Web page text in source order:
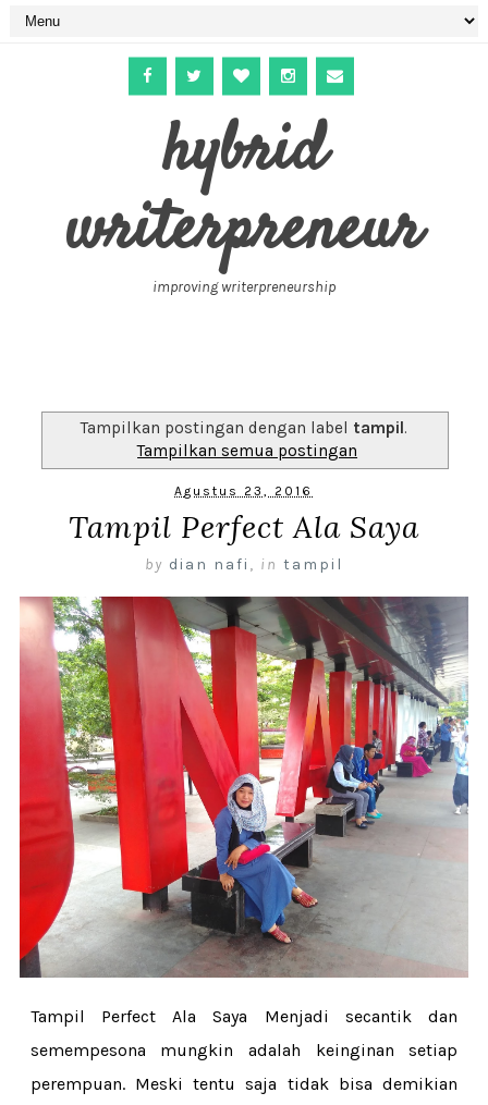
hybrid
writerpreneur
improving writerpreneurship
Tampilkan postingan dengan label tampil.
Tampilkan semua postingan
Agustus 23, 2016
Tampil Perfect Ala Saya
by dian nafi , in tampil
Tampil Perfect Ala Saya Menjadi secantik dan
semempesona mungkin adalah keinginan setiap
perempuan. Meski tentu saja tidak bisa demikian